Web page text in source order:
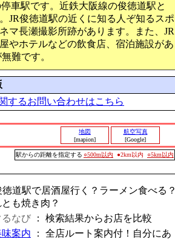
車駅です。近鉄大阪線の俊徳道駅と
JR俊徳道駅の近くに知る人ぞ知るスポ
マ長瀬撮影所跡があります。また、JR
やホテルなどの飲食店、宿泊施設があ
難です。
するお問い合わせはこちら
地図
[mapion]
航空写真
[Google]
駅からの距離を指定する ○500m以内 ●2km以内 ○5km以内
徳道駅で居酒屋行く？ラーメン食べる？
も焼き肉？
るなび ： 検索結果からお店を比較
味案内 ： 全店ルート案内付！自分にあ